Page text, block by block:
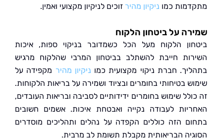
כמוניקיון מהירזוכים לניקיון מקצועי ואמין.
על ביטחון הלקוח
הלקוח מעל הכל כשמדובר בניקוי ספות, איכות
חייבת להשתלב בביטחון המרבי שהלקוח מרגיש
חברת ניקוי מקצועית כמוניקיון מהירמקפידה על
בטיחותי בחומרים ובציוד ושמירה על בריאות הלקוחות.
שימוש בחומרים ידידותיים לסביבה ובריאות העובדים,
לעבודה נקייה ואבטחת איכות. אשמים חשובים
הזה כוללים הקפדה על נהלים ותהליכים מוסדרים
הבריאותית מקבלת תשומת לב מרבית.